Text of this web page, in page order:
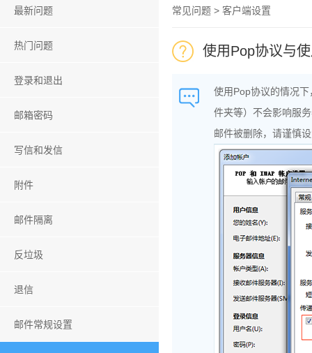
最新问题
热门问题
登录和退出
邮箱密码
写信和发信
附件
邮件隔离
反垃圾
退信
邮件常规设置
常见问题 > 客户端设置
使用Pop协议与
使用Pop协议的情况
件夹等）不会影响服
邮件被删除，请谨慎